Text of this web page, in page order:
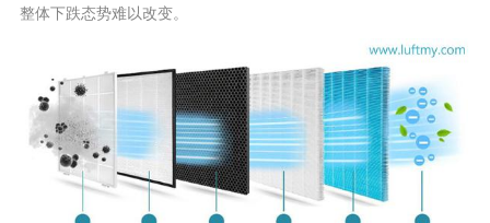
整体下跌态势难以改变。